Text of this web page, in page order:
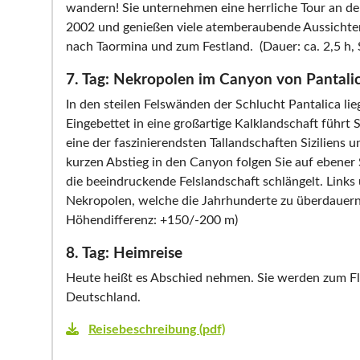
wandern! Sie unternehmen eine herrliche Tour an
2002 und genießen viele atemberaubende
nach Taormina und zum Festland. (Dauer: ca. 2,5
7. Tag: Nekropolen im Canyon von
In den steilen Felswänden der Schlucht Pantalica
Eingebettet in eine großartige Kalklandschaft führt
eine der faszinierendsten Tallandschaften Siziliens
kurzen Abstieg in den Canyon folgen Sie auf
die beeindruckende Felslandschaft schlängelt.
Nekropolen, welche die Jahrhunderte zu
Höhendifferenz: +150/-200 m)
8. Tag: Heimreise
Heute heißt es Abschied nehmen. Sie werden zum
Deutschland.
Reisebeschreibung (pdf)